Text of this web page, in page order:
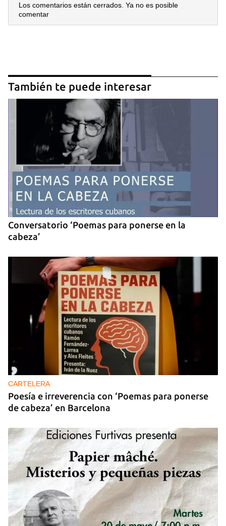
Guardar como favorito
Para poder guardar como favorito, primero has de
iniciar sesión con tu cuenta de 14ymedio.
INICIAR SESIÓN CANCELAR
Los comentarios están cerrados. Ya no es posible
comentar
También te puede interesar
Conversatorio ‘Poemas para ponerse en la
cabeza’
CARTELERA
Poesía e irreverencia con ‘Poemas para ponerse
de cabeza’ en Barcelona